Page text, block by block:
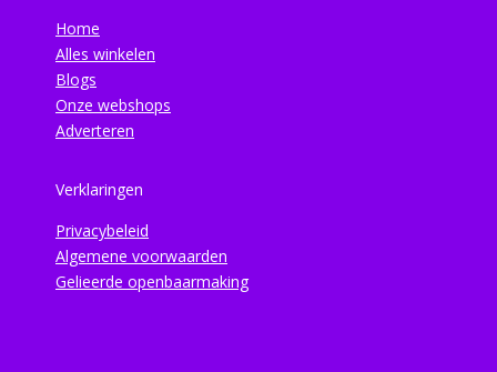
Home
Alles winkelen
Blogs
Onze webshops
Adverteren
Verklaringen
Privacybeleid
Algemene voorwaarden
Gelieerde openbaarmaking